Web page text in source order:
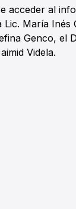
acceder al
Lic. María
Genco, el
Videla.